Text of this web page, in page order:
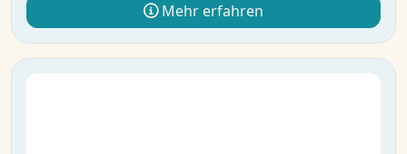
Mehr erfahren